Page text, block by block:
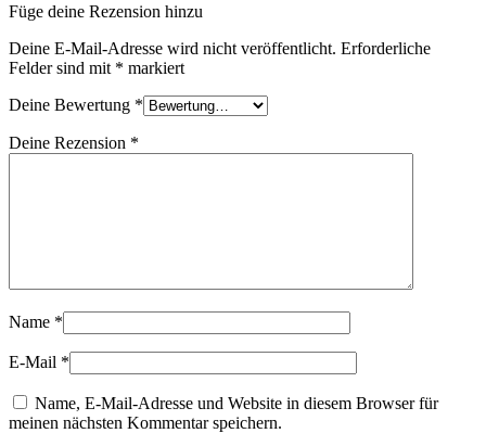
Füge deine Rezension hinzu
Deine E-Mail-Adresse wird nicht veröffentlicht. Erforderliche
Felder sind mit * markiert
Deine Bewertung *
Deine Rezension *
Name *
E-Mail *
Name, E-Mail-Adresse und Website in diesem Browser für
meinen nächsten Kommentar speichern.